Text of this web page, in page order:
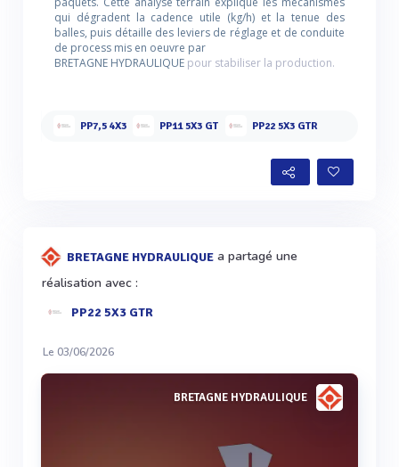
qui dégradent la cadence utile (kg/h) et la tenue des
balles, puis détaille des leviers de réglage et de conduite
de process mis en oeuvre par
BRETAGNE HYDRAULIQUE pour stabiliser la production.
PP7,5 4X3 PP11 5X3 GT PP22 5X3 GTR
BRETAGNE HYDRAULIQUE a partagé une
réalisation avec :
PP22 5X3 GTR
Le 03/06/2026
BRETAGNE HYDRAULIQUE